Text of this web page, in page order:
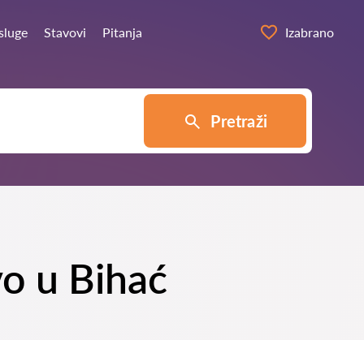
Stavovi Pitanja Izabrano
Pretraži
u Bihać